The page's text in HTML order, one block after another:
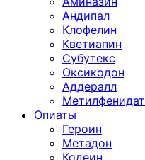
Андипал
Клофелин
Кветиапин
Субутекс
Оксикодон
Аддералл
Метилфенидат
Опиаты
Героин
Метадон
Кодеин